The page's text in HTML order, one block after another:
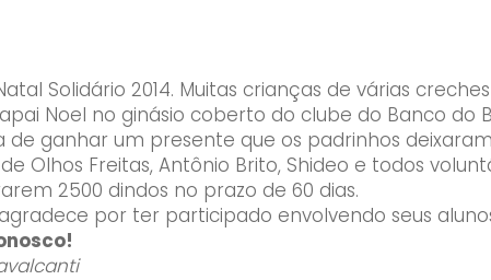
Solidário 2014. Muitas crianças de várias
Noel no ginásio coberto do clube do Banco do
ganhar um presente que os padrinhos
Olhos Freitas, Antônio Brito, Shideo e todos
2500 dindos no prazo de 60 dias.
por ter participado envolvendo seus